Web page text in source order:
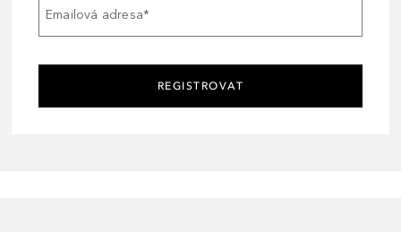
Emailová adresa*
REGISTROVAT